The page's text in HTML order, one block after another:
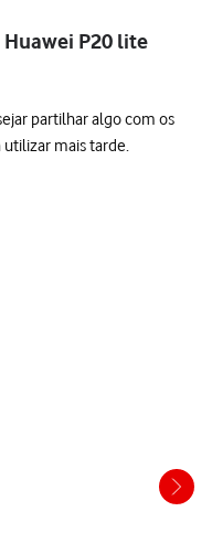
P20 lite
partilhar algo com os
utilizar mais tarde.